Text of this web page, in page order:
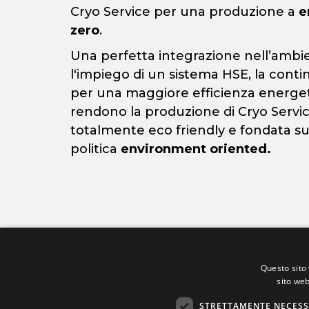
Cryo Service per una produzione a
zero.
Una perfetta integrazione
l'impiego di un sistema HSE, la
per una maggiore efficienza
rendono la produzione di Cryo
totalmente eco friendly e fondata
politica environment oriented.
Questo
sito
STRETTAMENTE